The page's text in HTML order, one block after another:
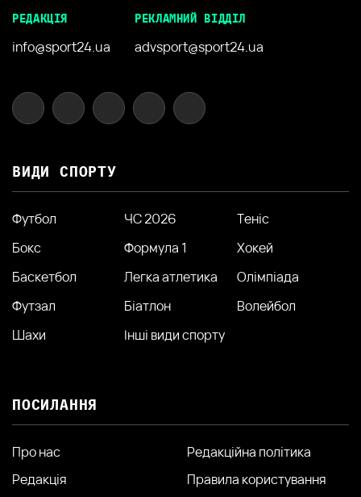
РЕДАКЦІЯ
info@sport24.ua
РЕКЛАМНИЙ ВІДДІЛ
advsport@sport24.ua
ВИДИ СПОРТУ
Футбол ЧС 2026
Теніс
Бокс
Формула 1
Хокей
Баскетбол
Легка атлетика
Олімпіада
Футзал
Біатлон
Волейбол
Шахи
Інші види спорту
ПОСИЛАННЯ
Про нас
Редакція
Редакційна політика
Правила користування